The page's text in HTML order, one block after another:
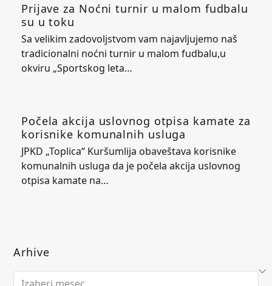
Prijave za Noćni turnir u malom fudbalu
su u toku
Sa velikim zadovoljstvom vam najavljujemo naš
tradicionalni noćni turnir u malom fudbalu,u
okviru „Sportskog leta…
Počela akcija uslovnog otpisa kamate za
korisnike komunalnih usluga
JPKD „Toplica“ Kuršumlija obaveštava korisnike
komunalnih usluga da je počela akcija uslovnog
otpisa kamate na…
Arhive
Arhive